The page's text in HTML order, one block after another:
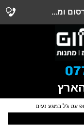
עט ג'ל במגע נעים